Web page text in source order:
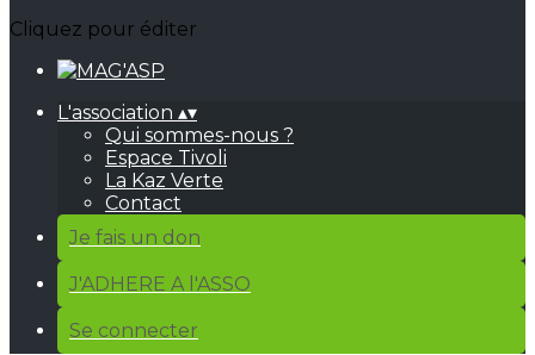
Cliquez pour éditer
L'association ▴▾
Qui sommes-nous ?
Espace Tivoli
La Kaz Verte
Contact
Je fais un don
J'ADHERE A l'ASSO
Se connecter